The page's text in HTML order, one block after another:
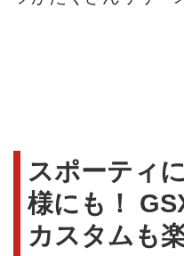
スポーティ
様にも！
カスタムも